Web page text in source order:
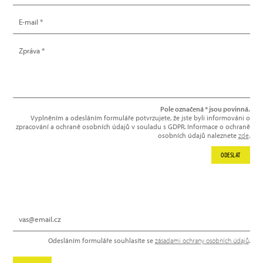
Odesláním formuláře souhlasíte se zásadami ochrany osobních údajů.
Pole označená * jsou povinná.
Vyplněním a odesláním formuláře potvrzujete, že jste byli informováni o
zpracování a ochraně osobních údajů v souladu s GDPR. Informace o ochraně
osobních údajů naleznete zde.
ODESLAT